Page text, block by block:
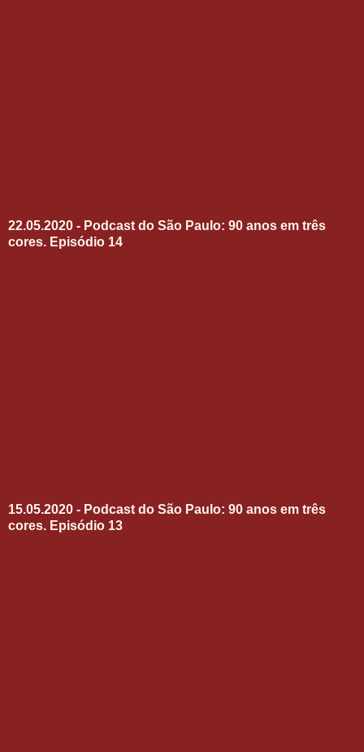
22.05.2020 - Podcast do São Paulo: 90 anos em três
cores. Episódio 14
15.05.2020 - Podcast do São Paulo: 90 anos em três
cores. Episódio 13